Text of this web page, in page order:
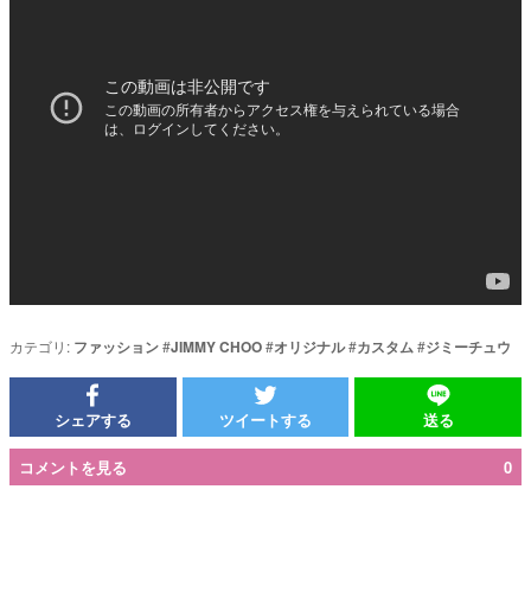
カテゴリ: ファッション#JIMMY CHOO#オリジナル#カスタム#ジミーチュウ
シェアする ツイートする 送る
コメントを見る 0